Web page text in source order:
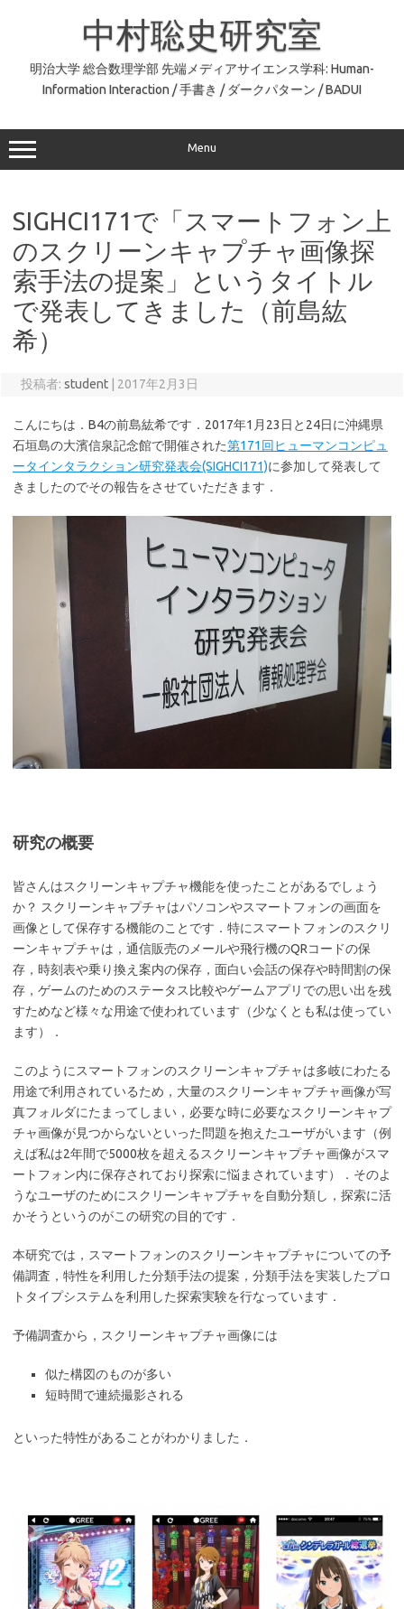
中村聡史研究室
明治大学 総合数理学部 先端メディアサイエンス学科: Human-
Information Interaction / 手書き / ダークパターン / BADUI
Menu
SIGHCI171で「スマートフォン上
のスクリーンキャプチャ画像探
索手法の提案」というタイトル
で発表してきました（前島紘
希）
投稿者: student 2017年2月3日
こんにちは．B4の前島紘希です．2017年1月23日と24日に沖縄県
石垣島の大濱信泉記念館で開催された第171回ヒューマンコンピュ
ータインタラクション研究発表会(SIGHCI171)に参加して発表して
きましたのでその報告をさせていただきます．
研究の概要
皆さんはスクリーンキャプチャ機能を使ったことがあるでしょう
か？ スクリーンキャプチャはパソコンやスマートフォンの画面を
画像として保存する機能のことです．特にスマートフォンのスクリ
ーンキャプチャは，通信販売のメールや飛行機のQRコードの保
存，時刻表や乗り換え案内の保存，面白い会話の保存や時間割の保
存，ゲームのためのステータス比較やゲームアプリでの思い出を残
すためなど様々な用途で使われています（少なくとも私は使ってい
ます）．
このようにスマートフォンのスクリーンキャプチャは多岐にわたる
用途で利用されているため，大量のスクリーンキャプチャ画像が写
真フォルダにたまってしまい，必要な時に必要なスクリーンキャプ
チャ画像が見つからないといった問題を抱えたユーザがいます（例
えば私は2年間で5000枚を超えるスクリーンキャプチャ画像がスマ
ートフォン内に保存されており探索に悩まされています）．そのよ
うなユーザのためにスクリーンキャプチャを自動分類し，探索に活
かそうというのがこの研究の目的です．
本研究では，スマートフォンのスクリーンキャプチャについての予
備調査，特性を利用した分類手法の提案，分類手法を実装したプロ
トタイプシステムを利用した探索実験を行なっています．
予備調査から，スクリーンキャプチャ画像には
似た構図のものが多い
短時間で連続撮影される
といった特性があることがわかりました．